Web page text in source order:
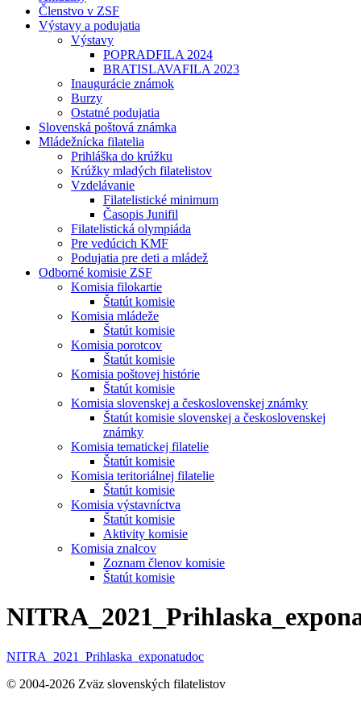
Členstvo v ZSF
Výstavy a podujatia
Výstavy
POPRADFILA 2024
BRATISLAVAFILA 2023
Inaugurácie známok
Burzy
Ostatné podujatia
Slovenská poštová známka
Mládežnícka filatelia
Prihláška do krúžku
Krúžky mladých filatelistov
Vzdelávanie
Filatelistické minimum
Časopis Junifil
Filatelistická olympiáda
Pre vedúcich KMF
Podujatia pre deti a mládež
Odborné komisie ZSF
Komisia filokartie
Štatút komisie
Komisia mládeže
Štatút komisie
Komisia porotcov
Štatút komisie
Komisia poštovej histórie
Štatút komisie
Komisia slovenskej a československej známky
Štatút komisie slovenskej a československej
známky
Komisia tematickej filatelie
Štatút komisie
Komisia teritoriálnej filatelie
Štatút komisie
Komisia výstavníctva
Štatút komisie
Aktivity komisie
Komisia znalcov
Zoznam členov komisie
Štatút komisie
NITRA_2021_Prihlaska_exponatudoc
© 2004-2026 Zväz slovenských filatelistov